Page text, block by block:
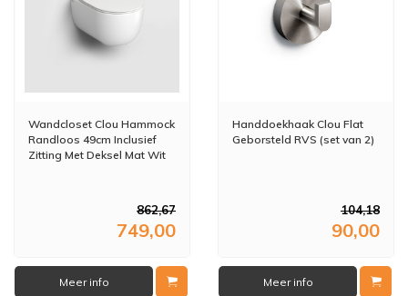
Wandcloset Clou Hammock
Randloos 49cm Inclusief
Zitting Met Deksel Mat Wit
862,67
749,00
Meer info
Handdoekhaak Clou Flat
Geborsteld RVS (set van 2)
104,18
90,00
Meer info